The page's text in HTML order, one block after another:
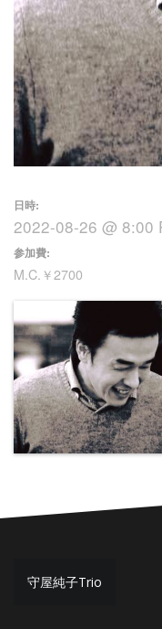
日時:
2022-08-26 @ 8:00
参加費:
M.C.￥2700
投
守屋純子Trio